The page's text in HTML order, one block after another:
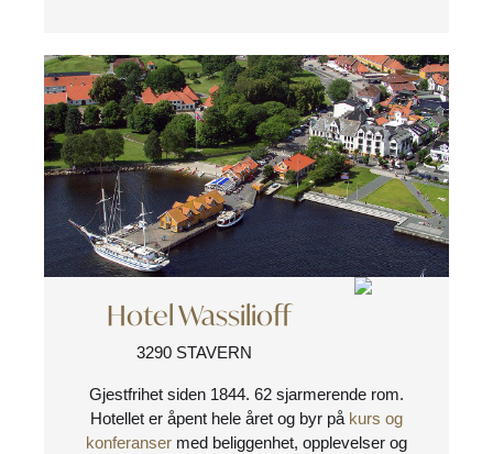
Hotel Wassilioff
3290 STAVERN
Gjestfrihet siden 1844. 62 sjarmerende rom.
Hotellet er åpent hele året og byr på kurs og
konferanser med beliggenhet, opplevelser og